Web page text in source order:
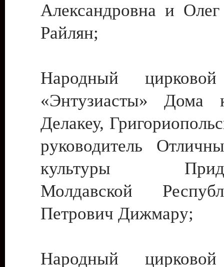
Александровна и
Райлян;
Народный цирковой
«Энтузиасты» Дома
Делакеу,
руководитель
культуры
Молдавской
Петрович Дижмару;
Народный цирковой